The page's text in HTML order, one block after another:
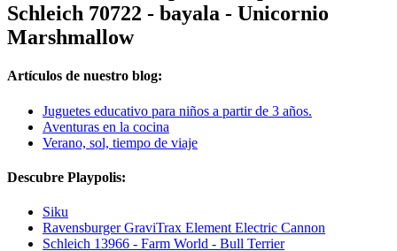
Schleich 70722 - bayala - Unicornio
Marshmallow
Artículos de nuestro blog:
Juguetes educativo para niños a partir de 3 años.
Aventuras en la cocina
Verano, sol, tiempo de viaje
Descubre Playpolis:
Siku
Ravensburger GraviTrax Element Electric Cannon
Schleich 13966 - Farm World - Bull Terrier